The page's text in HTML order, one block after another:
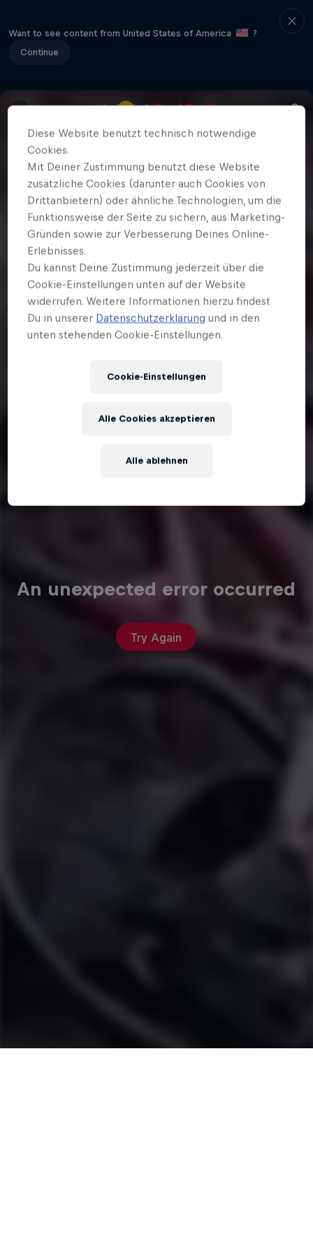
Want to see content from United States of America
?
Continue
An unexpected error occurred
Try Again
Diese Website benutzt technisch notwendige
Cookies.
Mit Deiner Zustimmung benutzt diese Website
zusätzliche Cookies (darunter auch Cookies von
Drittanbietern) oder ähnliche Technologien, um die
Funktionsweise der Seite zu sichern, aus Marketing-
Gründen sowie zur Verbesserung Deines Online-
Erlebnisses.
Du kannst Deine Zustimmung jederzeit über die
Cookie-Einstellungen unten auf der Website
widerrufen. Weitere Informationen hierzu findest
Du in unserer Datenschutzerklärung und in den
unten stehenden Cookie-Einstellungen.
Cookie-Einstellungen
Alle ablehnen
Alle Cookies akzeptieren